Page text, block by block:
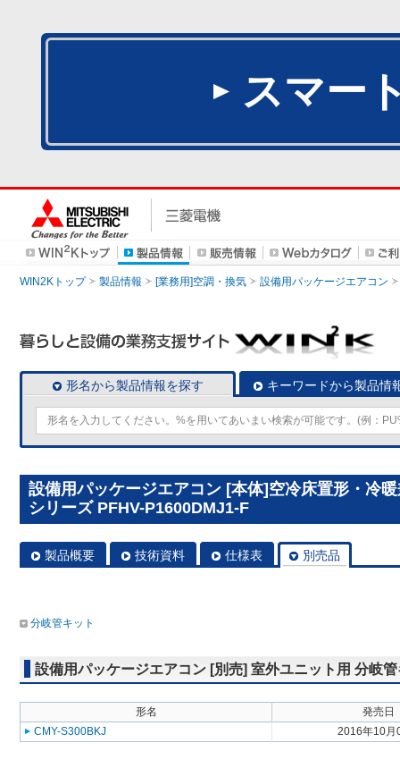
スマー
WIN2Kトップ 製品情報 [業務用]空調・換気 設備用パッケージエアコン
形名から製品情報を探す キーワードから製品情
設備用パッケージエアコン [本体]空冷床置形・冷
シリーズ PFHV-P1600DMJ1-F
製品概要 技術資料 仕様表 別売品
分岐管キット
設備用パッケージエアコン [別売] 室外ユニット用 分岐
形名
発売日
CMY-S300BKJ
2016年10月